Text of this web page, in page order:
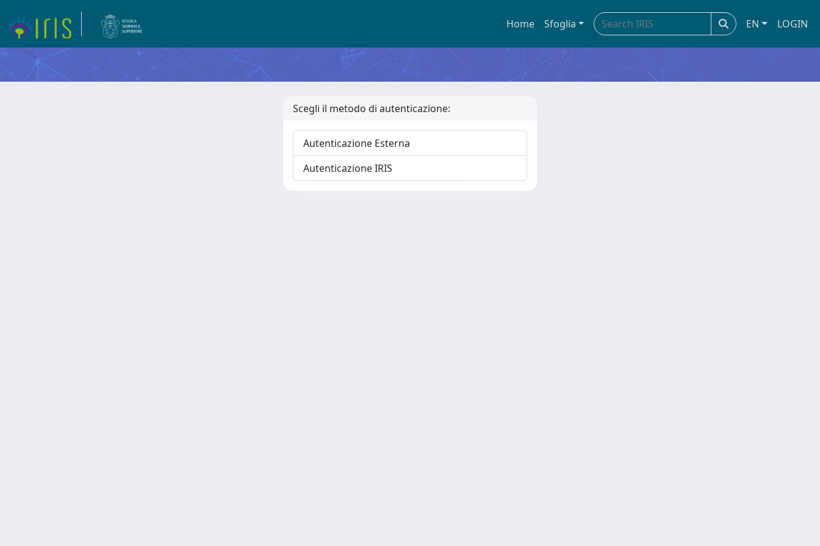
Home Sfoglia EN LOGIN
Scegli il metodo di autenticazione:
Autenticazione Esterna
Autenticazione IRIS